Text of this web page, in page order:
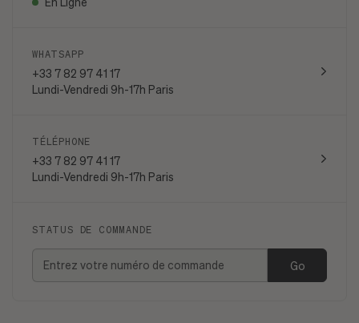
WHATSAPP
+33 7 82 97 41 17
Lundi-Vendredi 9h-17h Paris
TÉLÉPHONE
+33 7 82 97 41 17
Lundi-Vendredi 9h-17h Paris
STATUS DE COMMANDE
Go